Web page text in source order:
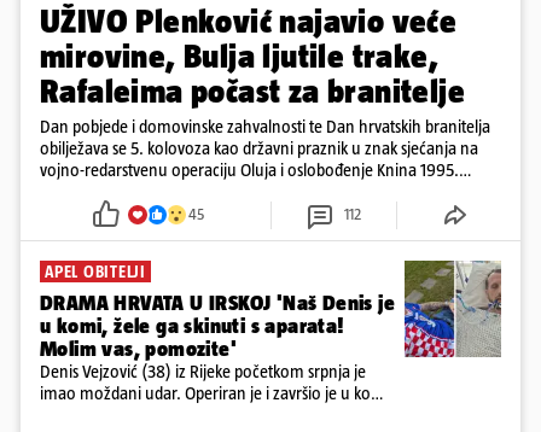
UŽIVO Plenković najavio veće
mirovine, Bulja ljutile trake,
Rafaleima počast za branitelje
Dan pobjede i domovinske zahvalnosti te Dan hrvatskih branitelja
obilježava se 5. kolovoza kao državni praznik u znak sjećanja na
vojno-redarstvenu operaciju Oluja i oslobođenje Knina 1995.
45 112
APEL OBITELJI
DRAMA HRVATA U IRSKOJ 'Naš Denis je
u komi, žele ga skinuti s aparata!
Molim vas, pomozite'
Denis Vejzović (38) iz Rijeke početkom srpnja je
imao moždani udar. Operiran je i završio je u komi.